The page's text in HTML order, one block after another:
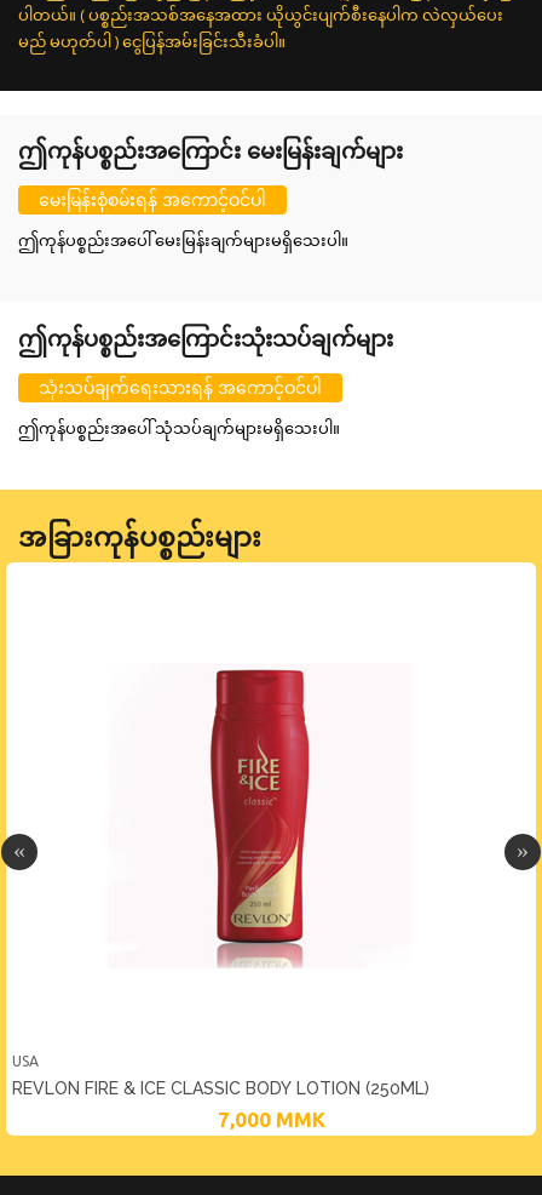
ပါတယ်။ ( ပစ္စည်းအသစ်အနေအထား ယိုယွင်းပျက်စီးနေပါက လဲလှယ်ပေး
မည် မဟုတ်ပါ ) ငွေပြန်အမ်းခြင်းသီးခံပါ။
ဤကုန်ပစ္စည်းအကြောင်း မေးမြန်းချက်များ
မေးမြန်းစုံစမ်းရန် အကောင့်ဝင်ပါ
ဤကုန်ပစ္စည်းအပေါ် မေးမြန်းချက်များမရှိသေးပါ။
ဤကုန်ပစ္စည်းအကြောင်းသုံးသပ်ချက်များ
သုံးသပ်ချက်ရေးသားရန် အကောင့်ဝင်ပါ
ဤကုန်ပစ္စည်းအပေါ် သုံသပ်ချက်များမရှိသေးပါ။
အခြားကုန်ပစ္စည်းများ
USA
REVLON FIRE & ICE CLASSIC BODY LOTION (250ML)
7,000 MMK